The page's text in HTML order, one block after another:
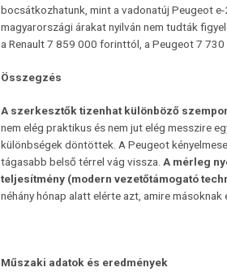
bocsátkozhatunk, mint a vadonatúj Peugeot
magyarországi árakat nyilván nem tudták
a Renault 7 859 000 forinttól, a Peugeot 7
Összegzés
A szerkesztők tizenhat különböző
nem elég praktikus és nem jut elég messzire
különbségek döntöttek. A Peugeot
tágasabb belső térrel vág vissza. A mérleg
teljesítmény (modern vezetőtámogató
néhány hónap alatt elérte azt, amire
Műszaki adatok és eredmények